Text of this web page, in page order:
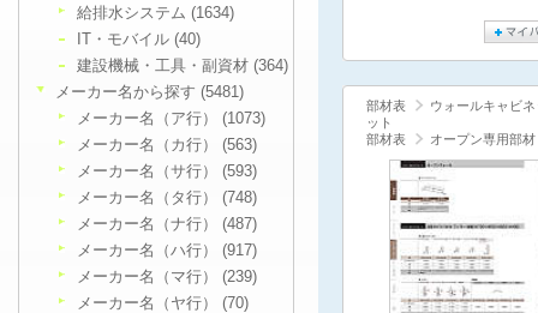
部材表
ウォールキャビ
ット
部材表
オープン専用部材
給排水システム (1634)
IT・モバイル (40)
建設機械・工具・副資材 (364)
メーカー名から探す (5481)
メーカー名（ア行） (1073)
メーカー名（カ行） (563)
メーカー名（サ行） (593)
メーカー名（タ行） (748)
メーカー名（ナ行） (487)
メーカー名（ハ行） (917)
メーカー名（マ行） (239)
メーカー名（ヤ行） (70)